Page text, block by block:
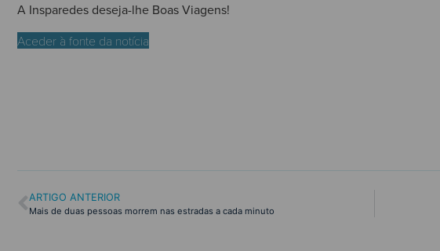
A Insparedes deseja-lhe Boas Viagens!
Aceder à fonte da notícia
ARTIGO ANTERIOR
Mais de duas pessoas morrem nas estradas a cada minuto